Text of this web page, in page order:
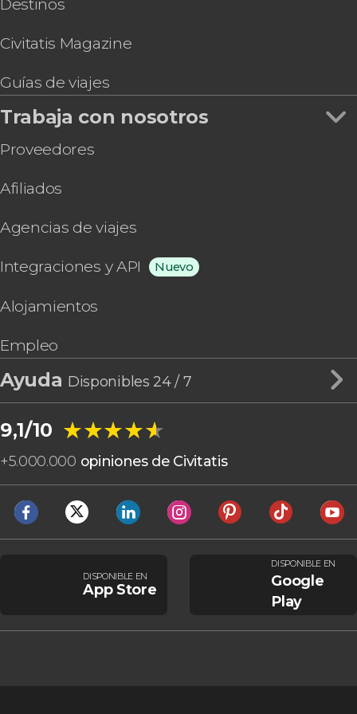
Destinos
Civitatis Magazine
Guías de viajes
Trabaja con nosotros
Proveedores
Afiliados
Agencias de viajes
Integraciones y API Nuevo
Alojamientos
Empleo
Ayuda Disponibles 24 / 7
9,1/10 ★★★★★
★★★★★
+5.000.000 opiniones de Civitatis
DISPONIBLE EN
App Store
DISPONIBLE EN
Google
Play